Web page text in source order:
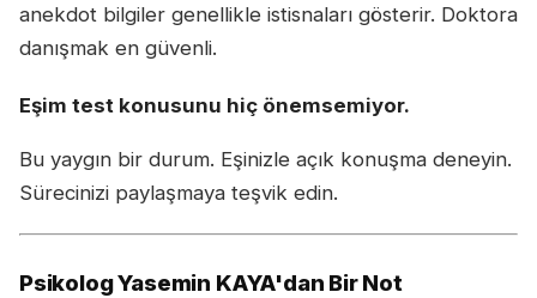
anekdot bilgiler genellikle istisnaları gösterir. Doktora
danışmak en güvenli.
Eşim test konusunu hiç önemsemiyor.
Bu yaygın bir durum. Eşinizle açık konuşma deneyin.
Sürecinizi paylaşmaya teşvik edin.
Psikolog Yasemin KAYA'dan Bir Not